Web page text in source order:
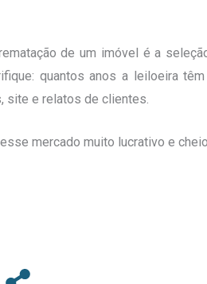
de um imóvel é a
quantos anos a leiloeira têm
site e relatos de clientes.
mercado muito lucrativo e